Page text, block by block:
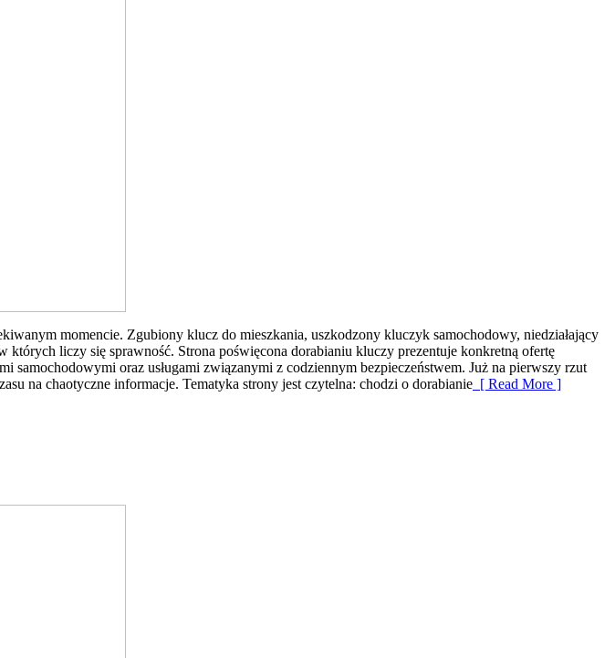
momencie. Zgubiony klucz do mieszkania, uszkodzony kluczyk samochodowy, niedziałający
liczy się sprawność. Strona poświęcona dorabianiu kluczy prezentuje konkretną ofertę
oraz usługami związanymi z codziennym bezpieczeństwem. Już na pierwszy rzut
na chaotyczne informacje. Tematyka strony jest czytelna: chodzi o dorabianie [ Read More ]